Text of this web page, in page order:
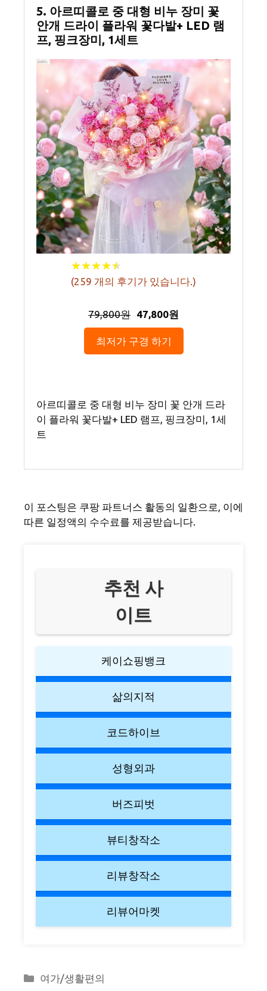
5. 아르띠콜로 중 대형 비누 장미 꽃
안개 드라이 플라워 꽃다발+ LED 램
프, 핑크장미, 1세트
★★★★★
★★★★★
(259 개의 후기가 있습니다.)
79,800원 47,800원
최저가 구경 하기
아르띠콜로 중 대형 비누 장미 꽃 안개 드라
이 플라워 꽃다발+ LED 램프, 핑크장미, 1세
트
이 포스팅은 쿠팡 파트너스 활동의 일환으로, 이에
따른 일정액의 수수료를 제공받습니다.
추천 사
이트
케이쇼핑뱅크
삶의지적
코드하이브
성형외과
버즈피벗
뷰티창작소
리뷰창작소
리뷰어마켓
Categories
여가/생활편의